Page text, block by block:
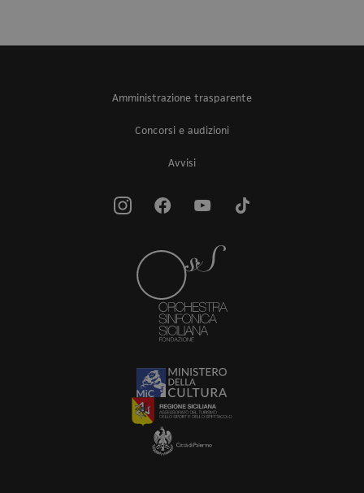
Amministrazione trasparente
Concorsi e audizioni
Avvisi